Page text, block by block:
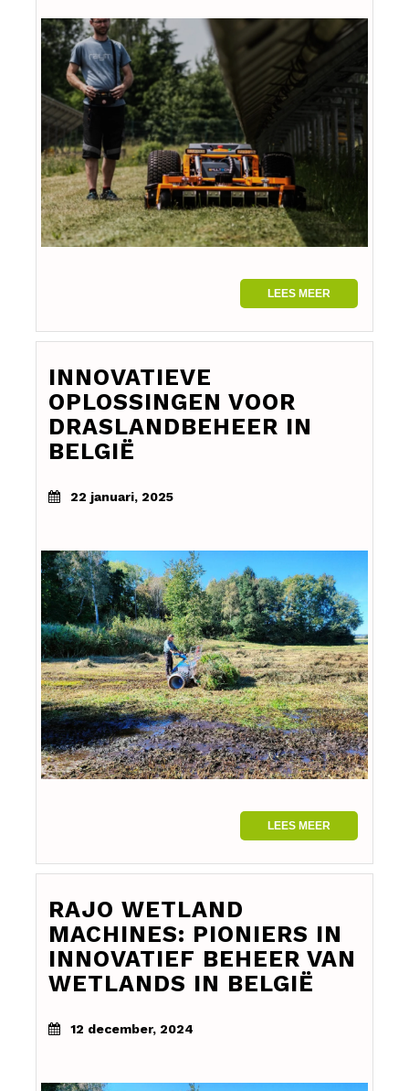
LEES MEER
INNOVATIEVE
OPLOSSINGEN VOOR
DRASLANDBEHEER IN
BELGIË
22 januari, 2025
LEES MEER
RAJO WETLAND
MACHINES: PIONIERS IN
INNOVATIEF BEHEER VAN
WETLANDS IN BELGIË
12 december, 2024